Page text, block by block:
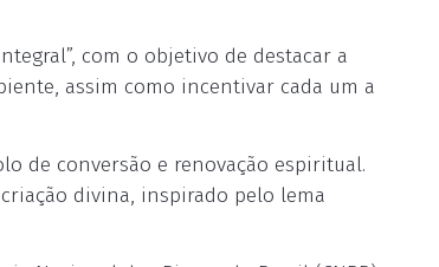
com o objetivo de destacar a
assim como incentivar cada um a
de conversão e renovação espiritual.
divina, inspirado pelo lema